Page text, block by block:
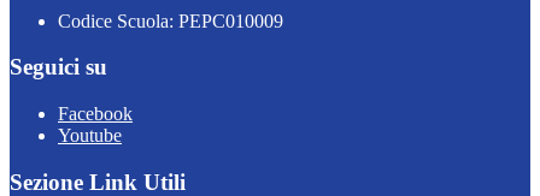
Codice Scuola: PEPC010009
Seguici su
Facebook
Youtube
Sezione Link Utili